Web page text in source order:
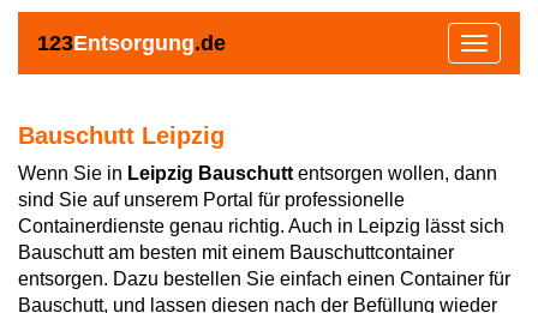
123Entsorgung.de
Toggle
Bauschutt Leipzig
Wenn Sie in Leipzig Bauschutt entsorgen wollen, dann
sind Sie auf unserem Portal für professionelle
Containerdienste genau richtig. Auch in Leipzig lässt sich
Bauschutt am besten mit einem Bauschuttcontainer
entsorgen. Dazu bestellen Sie einfach einen Container für
Bauschutt, und lassen diesen nach der Befüllung wieder